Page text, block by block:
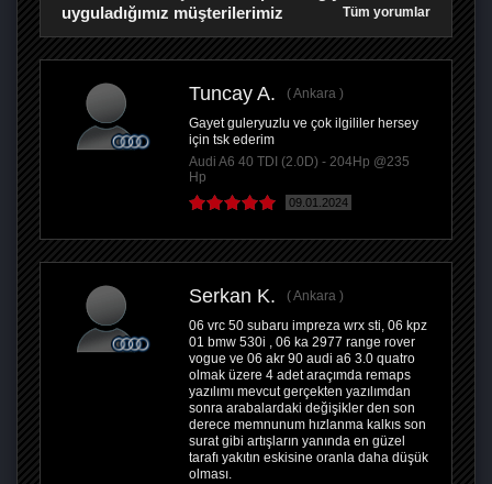
uyguladığımız müşterilerimiz
Tüm yorumlar
Tuncay A.
Ankara
Gayet guleryuzlu ve çok ilgililer hersey
için tsk ederim
Audi A6 40 TDI (2.0D) - 204Hp @235
Hp
09.01.2024
Serkan K.
Ankara
06 vrc 50 subaru impreza wrx sti, 06 kpz
01 bmw 530i , 06 ka 2977 range rover
vogue ve 06 akr 90 audi a6 3.0 quatro
olmak üzere 4 adet araçımda remaps
yazılımı mevcut gerçekten yazılımdan
sonra arabalardaki değişikler den son
derece memnunum hızlanma kalkıs son
surat gibi artışların yanında en güzel
tarafı yakıtın eskisine oranla daha düşük
olması.